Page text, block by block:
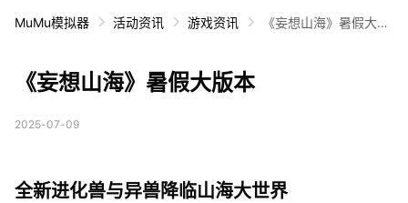
MuMu模拟器 活动资讯 游戏资讯
《妄想山海》暑假大版
《妄想山海》暑假大版本
2025-07-09
全新进化兽与异兽降临山海大世界